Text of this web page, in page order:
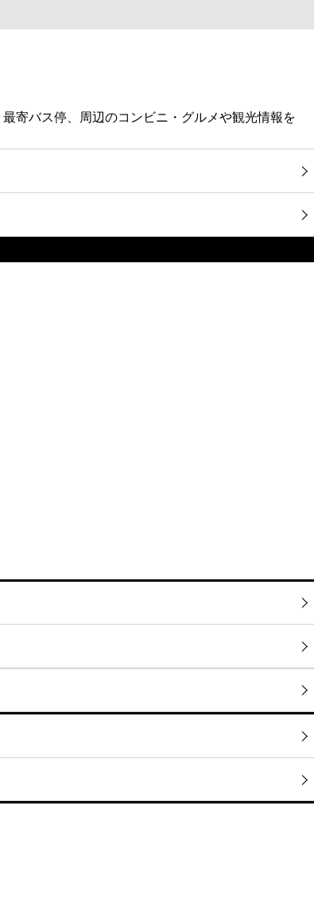
寄バス停、周辺のコンビニ・グルメや観光情報を